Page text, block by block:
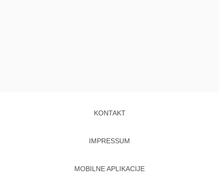
KONTAKT
IMPRESSUM
MOBILNE APLIKACIJE